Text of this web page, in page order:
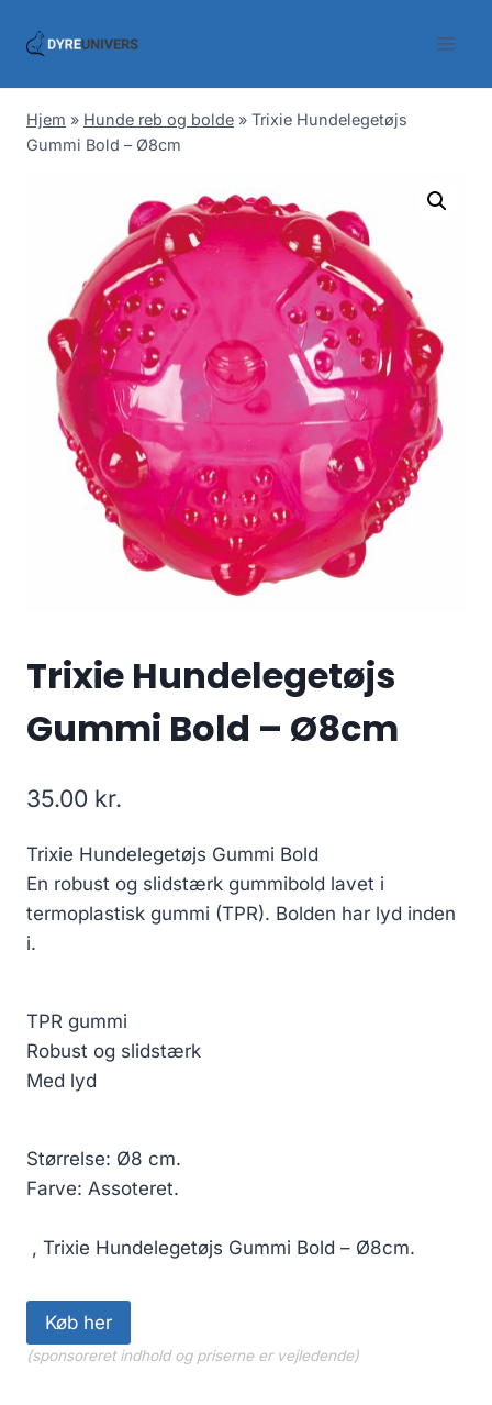
Hjem » Hunde reb og bolde » Trixie Hundelegetøjs
Gummi Bold – Ø8cm
Trixie Hundelegetøjs
Gummi Bold – Ø8cm
35.00 kr.
Trixie Hundelegetøjs Gummi Bold
En robust og slidstærk gummibold lavet i
termoplastisk gummi (TPR). Bolden har lyd inden
i.
TPR gummi
Robust og slidstærk
Med lyd
Størrelse: Ø8 cm.
Farve: Assoteret.
, Trixie Hundelegetøjs Gummi Bold – Ø8cm.
Køb her
(sponsoreret indhold og priserne er vejledende)